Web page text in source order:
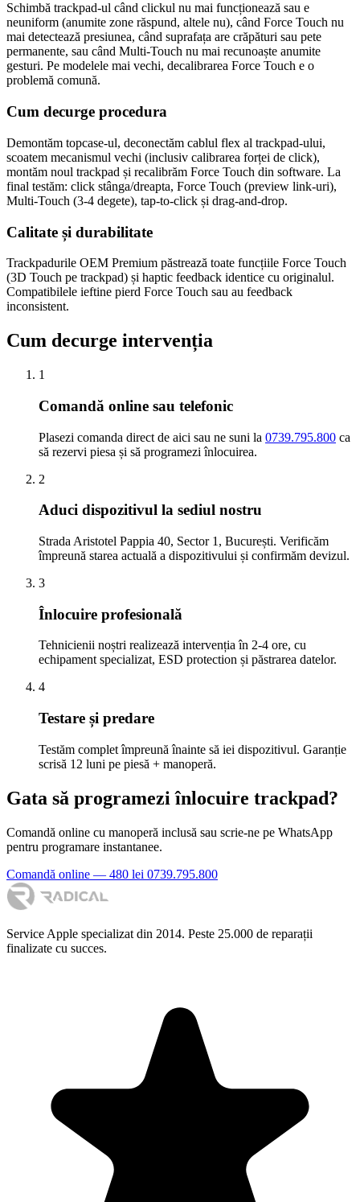
Schimbă trackpad-ul când clickul nu mai funcționează sau e
neuniform (anumite zone răspund, altele nu), când Force Touch nu
mai detectează presiunea, când suprafața are crăpături sau pete
permanente, sau când Multi-Touch nu mai recunoaște anumite
gesturi. Pe modelele mai vechi, decalibrarea Force Touch e o
problemă comună.
Cum decurge procedura
Demontăm topcase-ul, deconectăm cablul flex al trackpad-ului,
scoatem mecanismul vechi (inclusiv calibrarea forței de click),
montăm noul trackpad și recalibrăm Force Touch din software. La
final testăm: click stânga/dreapta, Force Touch (preview link-uri),
Multi-Touch (3-4 degete), tap-to-click și drag-and-drop.
Calitate și durabilitate
Trackpadurile OEM Premium păstrează toate funcțiile Force Touch
(3D Touch pe trackpad) și haptic feedback identice cu originalul.
Compatibilele ieftine pierd Force Touch sau au feedback
inconsistent.
Cum decurge intervenția
1
Comandă online sau telefonic
Plasezi comanda direct de aici sau ne suni la 0739.795.800 ca
să rezervi piesa și să programezi înlocuirea.
2
Aduci dispozitivul la sediul nostru
Strada Aristotel Pappia 40, Sector 1, București. Verificăm
împreună starea actuală a dispozitivului și confirmăm devizul.
3
Înlocuire profesională
Tehnicienii noștri realizează intervenția în 2-4 ore, cu
echipament specializat, ESD protection și păstrarea datelor.
4
Testare și predare
Testăm complet împreună înainte să iei dispozitivul. Garanție
scrisă 12 luni pe piesă + manoperă.
Gata să programezi înlocuire trackpad?
Comandă online cu manoperă inclusă sau scrie-ne pe WhatsApp
pentru programare instantanee.
Comandă online — 480 lei 0739.795.800
Service Apple specializat din 2014. Peste 25.000 de reparații
finalizate cu succes.